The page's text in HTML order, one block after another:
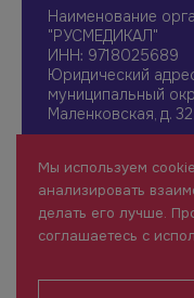
Наименование
"РУСМЕДИКАЛ"
ИНН: 9718025689
Юридический
муниципальный
Маленковская, д.
+7 961 196-42-49
О нас
Мероприятия
1 уровень
Сайт для
Мы используем
анализировать
делать его лучше.
соглашаетесь с